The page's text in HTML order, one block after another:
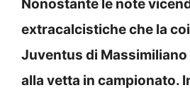
Nonostante le note
extracalcistiche che la
Juventus di
alla vetta in campionato.